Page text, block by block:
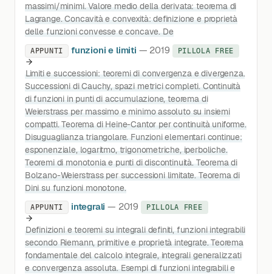
massimi/minimi. Valore medio della derivata: teorema di
Lagrange. Concavità e convexità: definizione e proprietà
delle funzioni convesse e concave. De
APPUNTI funzioni e limiti — 2019 PILLOLA FREE
Limiti e successioni: teoremi di convergenza e divergenza.
Successioni di Cauchy, spazi metrici completi. Continuità
di funzioni in punti di accumulazione, teorema di
Weierstrass per massimo e minimo assoluto su insiemi
compatti. Teorema di Heine-Cantor per continuità uniforme.
Disuguaglianza triangolare. Funzioni elementari continue:
esponenziale, logaritmo, trigonometriche, iperboliche.
Teoremi di monotonia e punti di discontinuità. Teorema di
Bolzano-Weierstrass per successioni limitate. Teorema di
Dini su funzioni monotone.
APPUNTI integrali — 2019 PILLOLA FREE
Definizioni e teoremi su integrali definiti, funzioni integrabili
secondo Riemann, primitive e proprietà integrate. Teorema
fondamentale del calcolo integrale, integrali generalizzati
e convergenza assoluta. Esempi di funzioni integrabili e